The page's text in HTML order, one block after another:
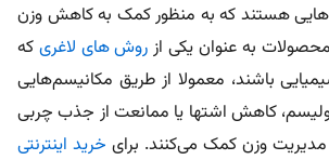
هستند که به منظور کمک به کاهش وزن
به عنوان یکی از روش های لاغری که
باشند، معمولا از طریق مکانیسم‌هایی
کاهش اشتها یا ممانعت از جذب چربی
وزن کمک می‌کنند. برای خرید اینترنتی